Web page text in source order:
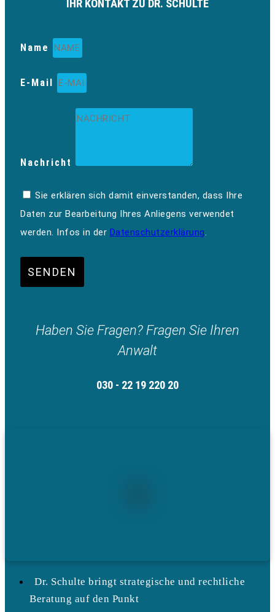
IHR KONTAKT ZU DR. SCHULTE
Name
E-Mail
Nachricht
Sie erklären sich damit einverstanden, dass Ihre
Daten zur Bearbeitung Ihres Anliegens verwendet
werden. Infos in der Datenschutzerklärung.
SENDEN
Haben Sie Fragen? Fragen Sie Ihren
Anwalt
030 - 22 19 220 20
Dr. Schulte bringt strategische und rechtliche
Beratung auf den Punkt